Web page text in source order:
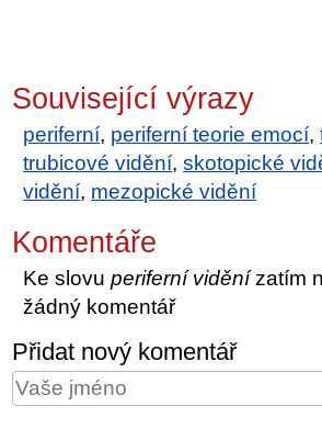
Související výrazy
periferní, periferní teorie emocí,
trubicové vidění,skotopické
vidění, mezopické vidění
Komentáře
Ke slovuperiferní viděnízatím
žádný komentář
Přidat nový komentář